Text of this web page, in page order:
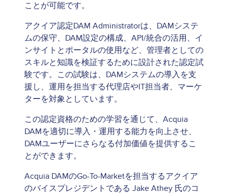
ことが可能です。
アクイア認定DAM Administratorは、DAMシステ
ムの保守、DAM設定の構成、API/統合の活用、イ
ンサイトとポータルの使用など、管理者としての
スキルと知識を検証するために設計された認定試
験です。この試験は、DAMシステムの導入を支
援し、運用を担当する代理店やIT担当者、マーケ
ターを対象としています。
この認定資格のための学習を通じて、Acquia
DAMを適切に導入・運用する能力を向上させ、
DAMユーザーにさらなる付加価値を提供するこ
とができます。
Acquia DAMのGo-To-Marketを担当するアクイア
のバイスプレジデントである Jake Athey 氏のコ